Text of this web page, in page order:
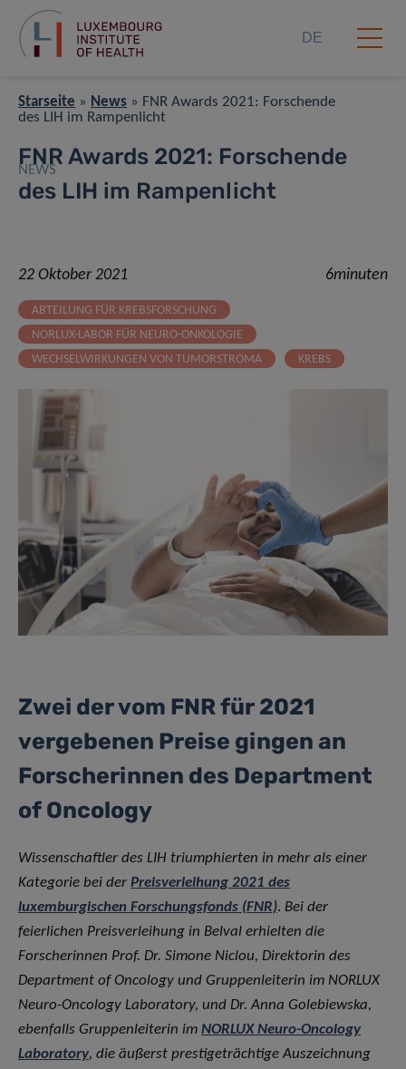
DE
Starseite » News » FNR Awards 2021: Forschende
des LIH im Rampenlicht
NEWS
FNR Awards 2021: Forschende
des LIH im Rampenlicht
22 Oktober 2021 6minuten
ABTEILUNG FÜR KREBSFORSCHUNG
NORLUX-LABOR FÜR NEURO-ONKOLOGIE
WECHSELWIRKUNGEN VON TUMORSTROMA
KREBS
Zwei der vom FNR für 2021
vergebenen Preise gingen an
Forscherinnen des Department
of Oncology
Wissenschaftler des LIH triumphierten in mehr als einer
Kategorie bei der Preisverleihung 2021 des
luxemburgischen Forschungsfonds (FNR). Bei der
feierlichen Preisverleihung in Belval erhielten die
Forscherinnen Prof. Dr. Simone Niclou, Direktorin des
Department of Oncology und Gruppenleiterin im NORLUX
Neuro-Oncology Laboratory, und Dr. Anna Golebiewska,
ebenfalls Gruppenleiterin im NORLUX Neuro-Oncology
Laboratory, die äußerst prestigeträchtige Auszeichnung